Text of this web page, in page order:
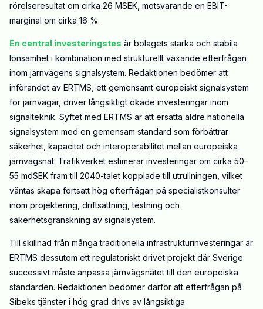
rörelseresultat om cirka 26 MSEK, motsvarande en EBIT-
marginal om cirka 16 %.
En central investeringstes är bolagets starka och stabila
lönsamhet i kombination med strukturellt växande efterfrågan
inom järnvägens signalsystem. Redaktionen bedömer att
införandet av ERTMS, ett gemensamt europeiskt signalsystem
för järnvägar, driver långsiktigt ökade investeringar inom
signalteknik. Syftet med ERTMS är att ersätta äldre nationella
signalsystem med en gemensam standard som förbättrar
säkerhet, kapacitet och interoperabilitet mellan europeiska
järnvägsnät. Trafikverket estimerar investeringar om cirka 50–
55 mdSEK fram till 2040-talet kopplade till utrullningen, vilket
väntas skapa fortsatt hög efterfrågan på specialistkonsulter
inom projektering, driftsättning, testning och
säkerhetsgranskning av signalsystem.
Till skillnad från många traditionella infrastrukturinvesteringar är
ERTMS dessutom ett regulatoriskt drivet projekt där Sverige
successivt måste anpassa järnvägsnätet till den europeiska
standarden. Redaktionen bedömer därför att efterfrågan på
Sibeks tjänster i hög grad drivs av långsiktiga